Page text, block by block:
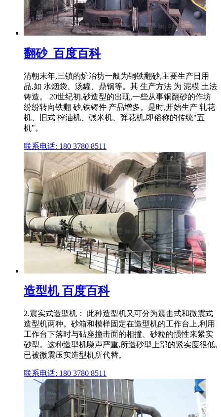
翻砂_百度百科
清朝末年,三镇的炉冶坊一般为铜铁翻砂,主要生产日用
品,如 水烟袋、汤罐、鼎锅等。其 生产方法 为 泥模 土法
铸造。 20世纪初,砂造型的出现,一些从事铜翻砂的作坊
纷纷转向铁翻 砂,铁铸件 产品增多。是时,开始生产 轧花
机、旧式 榨油机、碾米机、弹花机,即俗称的传统"五
机"。
联系电话: 180 3780 8511
造型机 百度百科
2.震实式造型机： 此种造型机又可分为震击式和微震式
造型机两种。砂箱和模样固定在造型机的工作台上,利用
工作台下落时与砧座撞击面的相撞、砂粒的惯性来紧实
砂型。这种造型机噪声严重,所造砂型上部的紧实度很低,
已被微震压实造型机所代替。
联系电话: 180 3780 8511